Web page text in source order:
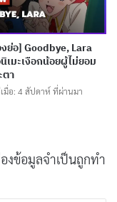
นมา
อนิเมะ CGI
สมสองโลกเข้าด้วยกัน
มา
ไหวที่สดใสซึ่ง
งย่อ] Goodbye, Lara
เมะเงือกน้อยผู้ไม่ยอม
ตา
มื่อ: 4 สัปดาห์ ที่ผ่านมา
งข้อมูลจำเป็นถูกทำ